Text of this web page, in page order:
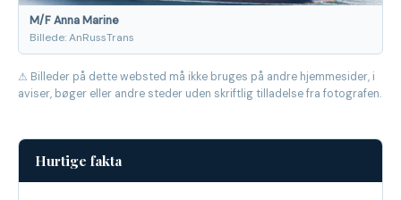
M/F Anna Marine
Billede: AnRussTrans
⚠ Billeder på dette websted må ikke bruges på andre hjemmesider, i
aviser, bøger eller andre steder uden skriftlig tilladelse fra fotografen.
Hurtige fakta